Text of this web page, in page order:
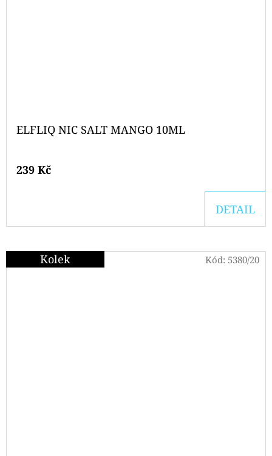
ELFLIQ NIC SALT MANGO 10ML
239 Kč
DETAIL
Kolek Kód: 5380/20